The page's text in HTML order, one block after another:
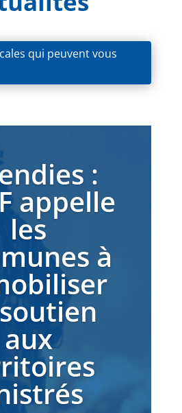
qui peuvent vous
:
appelle
les
à
aux